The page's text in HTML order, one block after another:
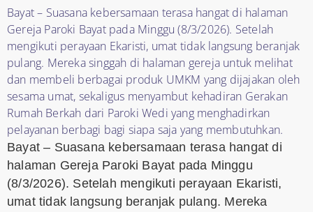
Bayat – Suasana kebersamaan terasa hangat di halaman
Gereja Paroki Bayat pada Minggu (8/3/2026). Setelah
mengikuti perayaan Ekaristi, umat tidak langsung beranjak
pulang. Mereka singgah di halaman gereja untuk melihat
dan membeli berbagai produk UMKM yang dijajakan oleh
sesama umat, sekaligus menyambut kehadiran Gerakan
Rumah Berkah dari Paroki Wedi yang menghadirkan
pelayanan berbagi bagi siapa saja yang membutuhkan.
Bayat – Suasana kebersamaan terasa hangat di
halaman Gereja Paroki Bayat pada Minggu
(8/3/2026). Setelah mengikuti perayaan Ekaristi,
umat tidak langsung beranjak pulang. Mereka